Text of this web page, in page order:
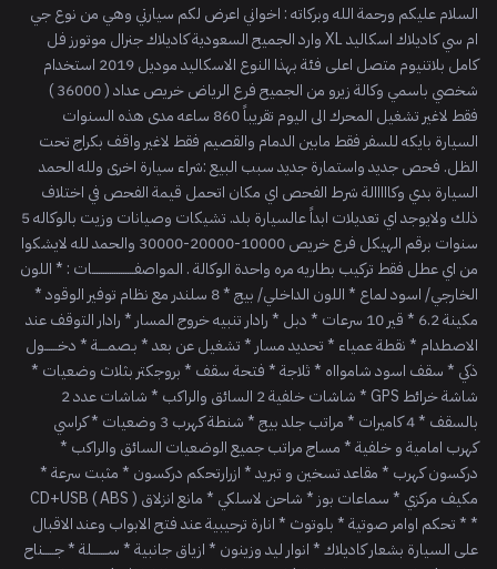
السلام عليكم ورحمة الله وبركاته : اخواني اعرض لكم سيارتي وهي من نوع جي
ام سي كاديلاك اسكاليد XL وارد الجميح السعودية كاديلاك جنرال موتورز فل
كامل بلاتنيوم متصل اعلى فئة بهذا النوع الاسكاليد موديل 2019 استخدام
شخصي باسمي وكالة زيرو من الجميح فرع الرياض خريص عداد ( 36000 )
فقط لاغير تشغيل المحرك الى اليوم تقريباً 860 ساعه مدى هذه السنوات
السيارة بايكه للسفر فقط مابين الدمام والقصيم فقط لاغير واقف بكراج تحت
الظل. فحص جديد واستمارة جديد سبب البيع :شراء سيارة اخرى ولله الحمد
السيارة بدي وكااااالة شرط الفحص اي مكان اتحمل قيمة الفحص في اختلاف
ذلك ولايوجد اي تعديلات ابداً عالسيارة بلد. تشيكات وصيانات وزيت بالوكاله 5
سنوات برقم الهيكل فرع خريص 10000-20000-30000 والحمد لله لايشكوا
من اي عطل فقط تركيب بطاريه مره واحدة الوكالة . المواصفـــــــــــــــــــات : * اللون
الخارجي/ اسود لماع * اللون الداخلي/ بيج * 8 سلندر مع نظام توفير الوقود *
مكينة 6.2 * قير 10 سرعات * دبل * رادار تنبيه خروج المسار * رادار التوقف عند
الاصطدام * نقطة عمياء * تحديد مسار * تشغيل عن بعد * بـصمــــة * دخــــــول
ذكي * سقف اسود شاموااه * ثلاجة * فتحة سقف * بروجكتر بثلاث وضعيات *
شاشة خرائط GPS * شاشات خلفية 2 السائق والراكب * شاشات عدد 2
بالسقف * 4 كاميرات * مراتب جلد بيج * شنطة كهرب 3 وضعيات * كراسي
كهرب امامية و خلفية * مساج مراتب جميع الوضعيات السائق والراكب *
دركسون كهرب * مقاعد تسخين و تبريد * ازرارتحكم دركسون * مثبت سرعة *
مكيف مركزي * سماعات بوز * شاحن لاسلكي * مانع انزلاق ( ABS ) CD+USB
* * تحكم اوامر صوتية * بلوتوث * انارة ترحيبية عند فتح الابواب وعند الاقبال
على السيارة بشعار كاديلاك * انوار ليد وزينون * ازياق جانبية * ســـــــلة * جـــــناح